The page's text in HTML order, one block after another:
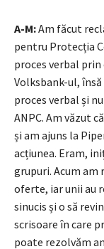
A-M:Am făcut
pentru Protecția
proces verbal
Volksbank-ul,
proces verbal și
ANPC. Am văzut
și am ajuns la
acțiunea. Eram,
grupuri. Acum am
oferte, iar unii au
sinucis și o să
scrisoare în care
poate rezolvăm